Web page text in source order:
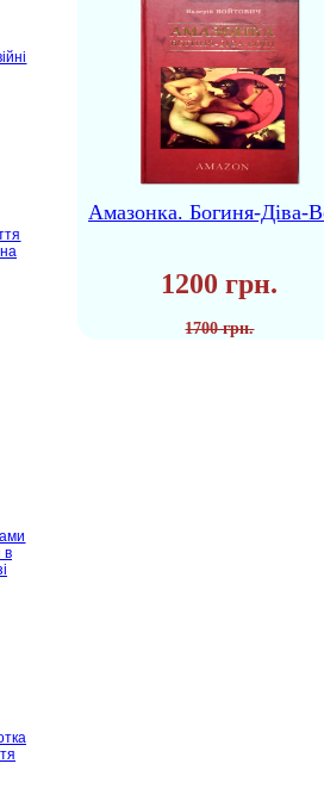
в
Амазонка. Богиня-Діва-
1200 грн.
1700 грн.